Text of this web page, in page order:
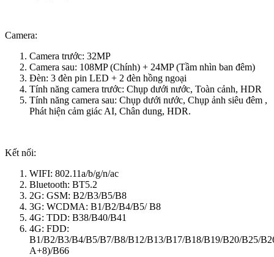
Camera:
Camera trước: 32MP
Camera sau: 108MP (Chính) + 24MP (Tầm nhìn ban đêm)
Đèn: 3 đèn pin LED + 2 đèn hồng ngoại
Tính năng camera trước: Chụp dưới nước, Toàn cảnh, HDR
Tính năng camera sau: Chụp dưới nước, Chụp ảnh siêu đêm ,
Phát hiện cảm giác AI, Chân dung, HDR.
Kết nối:
WIFI: 802.11a/b/g/n/ac
Bluetooth: BT5.2
2G: GSM: B2/B3/B5/B8
3G: WCDMA: B1/B2/B4/B5/ B8
4G: TDD: B38/B40/B41
4G: FDD:
B1/B2/B3/B4/B5/B7/B8/B12/B13/B17/B18/B19/B20/B25/
A+8)/B66